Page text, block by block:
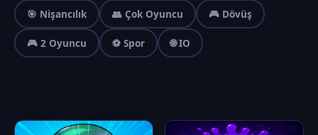
🎯 Nişancılık 👥 Çok Oyuncu 🎮 Dövüş
🎮 2 Oyuncu ⚽ Spor 🌐 IO